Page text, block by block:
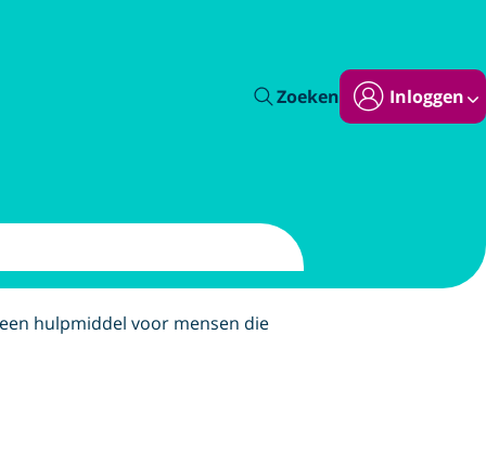
Zoeken Inloggen
hulpmiddel voor mensen die